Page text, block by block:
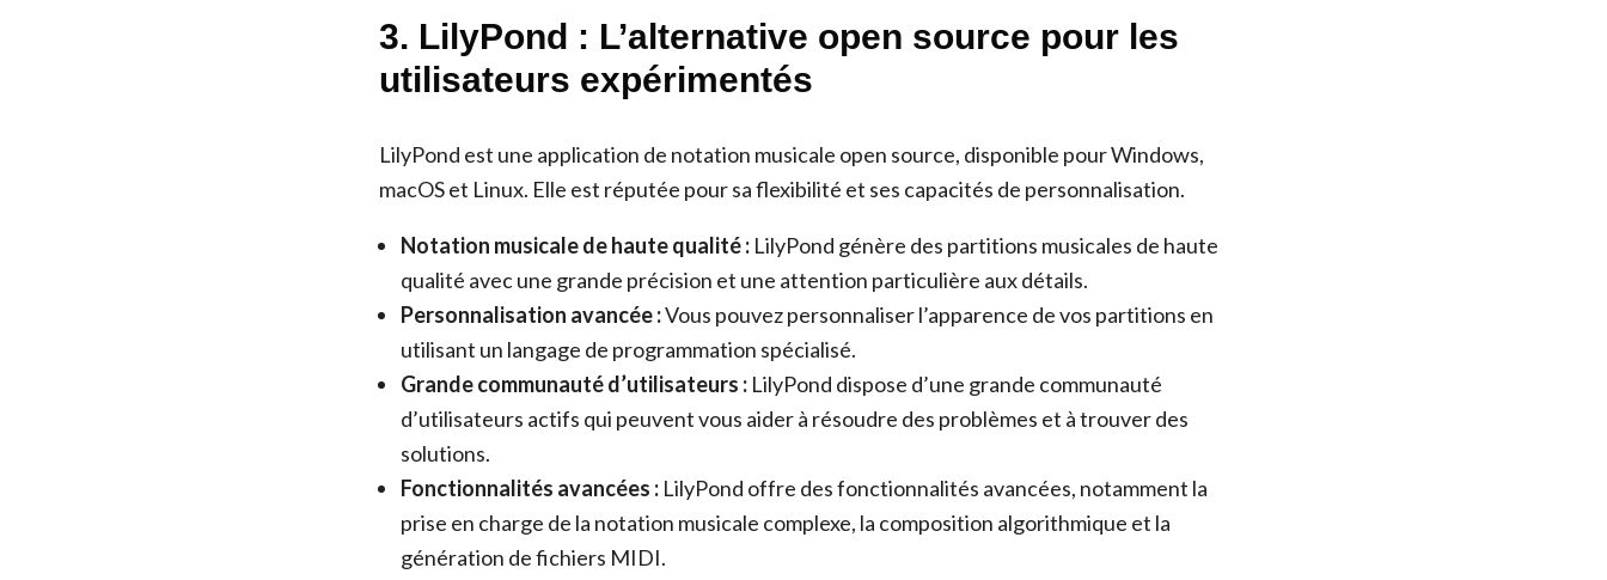
3. LilyPond : L’alternative open source pour les
utilisateurs expérimentés
LilyPond est une application de notation musicale open source, disponible pour Windows,
macOS et Linux. Elle est réputée pour sa flexibilité et ses capacités de personnalisation.
Notation musicale de haute qualité : LilyPond génère des partitions musicales de haute
qualité avec une grande précision et une attention particulière aux détails.
Personnalisation avancée :Vous pouvez personnaliser l’apparence de vos partitions en
utilisant un langage de programmation spécialisé.
Grande communauté d’utilisateurs : LilyPond dispose d’une grande communauté
d’utilisateurs actifs qui peuvent vous aider à résoudre des problèmes et à trouver des
solutions.
Fonctionnalités avancées : LilyPond offre des fonctionnalités avancées, notamment la
prise en charge de la notation musicale complexe, la composition algorithmique et la
génération de fichiers MIDI.